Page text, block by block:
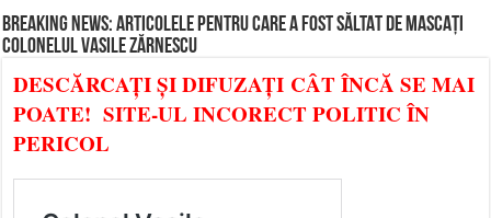
BREAKING NEWS: ARTICOLELE PENTRU CARE A FOST SĂLTAT DE MASCAȚI
COLONELUL VASILE ZĂRNESCU
DESCĂRCAȚI ȘI DIFUZAȚI CÂT ÎNCĂ SE MAI
POATE! SITE-UL INCORECT POLITIC ÎN
PERICOL